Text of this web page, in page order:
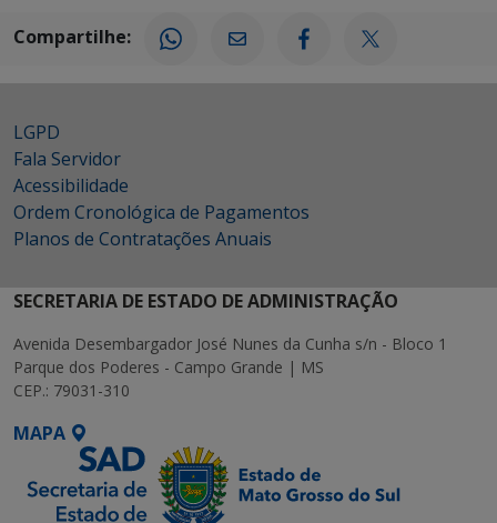
Compartilhe:
LGPD
Fala Servidor
Acessibilidade
Ordem Cronológica de Pagamentos
Planos de Contratações Anuais
SECRETARIA DE ESTADO DE ADMINISTRAÇÃO
Avenida Desembargador José Nunes da Cunha s/n - Bloco 1
Parque dos Poderes - Campo Grande | MS
CEP.: 79031-310
MAPA